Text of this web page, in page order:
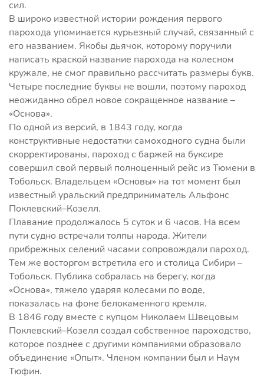
сил.
В широко известной истории рождения первого
парохода упоминается курьезный случай, связанный с
его названием. Якобы дьячок, которому поручили
написать краской название парохода на колесном
кружале, не смог правильно рассчитать размеры букв.
Четыре последние буквы не вошли, поэтому пароход
неожиданно обрел новое сокращенное название –
«Основа».
По одной из версий, в 1843 году, когда
конструктивные недостатки самоходного судна были
скорректированы, пароход с баржей на буксире
совершил свой первый полноценный рейс из Тюмени в
Тобольск. Владельцем «Основы» на тот момент был
известный уральский предприниматель Альфонс
Поклевский–Козелл.
Плавание продолжалось 5 суток и 6 часов. На всем
пути судно встречали толпы народа. Жители
прибрежных селений часами сопровождали пароход.
Тем же восторгом встретила его и столица Сибири –
Тобольск. Публика собралась на берегу, когда
«Основа», тяжело ударяя колесами по воде,
показалась на фоне белокаменного кремля.
В 1846 году вместе с купцом Николаем Швецовым
Поклевский–Козелл создал собственное пароходство,
которое позднее с другими компаниями образовало
объединение «Опыт». Членом компании был и Наум
Тюфин.